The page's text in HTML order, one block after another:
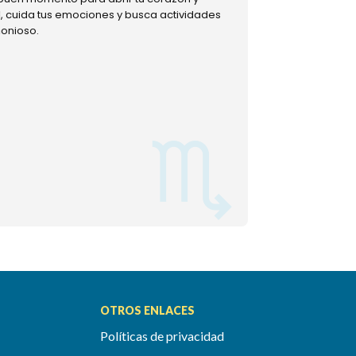
cuida tus emociones y busca actividades
OTROS ENLACES
Políticas de privacidad